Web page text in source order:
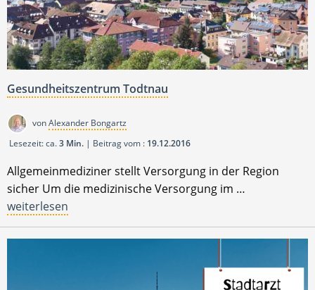
Gesundheitszentrum Todtnau
vonAlexander Bongartz
Lesezeit: ca.3 Min. | Beitrag vom : 19.12.2016
Allgemeinmediziner stellt Versorgung in der Region
sicher Um die medizinische Versorgung im …
weiterlesen